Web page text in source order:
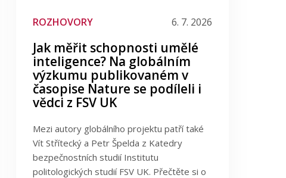
ROZHOVORY 6. 7. 2026
Jak měřit schopnosti umělé
inteligence? Na globálním
výzkumu publikovaném v
časopise Nature se podíleli i
vědci z FSV UK
Mezi autory globálního projektu patří také
Vít Střítecký a Petr Špelda z Katedry
bezpečnostních studií Institutu
politologických studií FSV UK. Přečtěte si o